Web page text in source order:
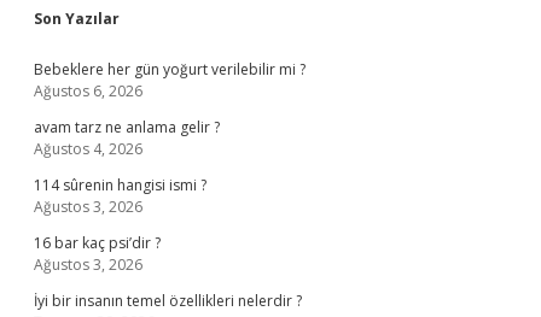
Sidebar
Son Yazılar
Bebeklere her gün yoğurt verilebilir mi ?
Ağustos 6, 2026
avam tarz ne anlama gelir ?
Ağustos 4, 2026
114 sûrenin hangisi ismi ?
Ağustos 3, 2026
16 bar kaç psi’dir ?
Ağustos 3, 2026
İyi bir insanın temel özellikleri nelerdir ?